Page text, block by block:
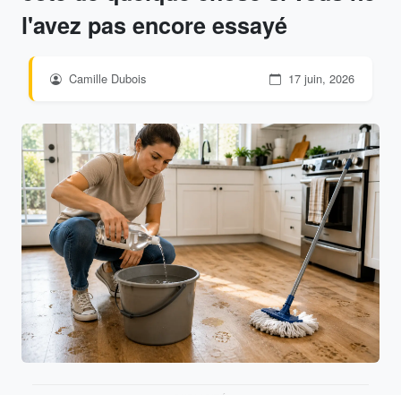
l'avez pas encore essayé
Camille Dubois 17 juin, 2026